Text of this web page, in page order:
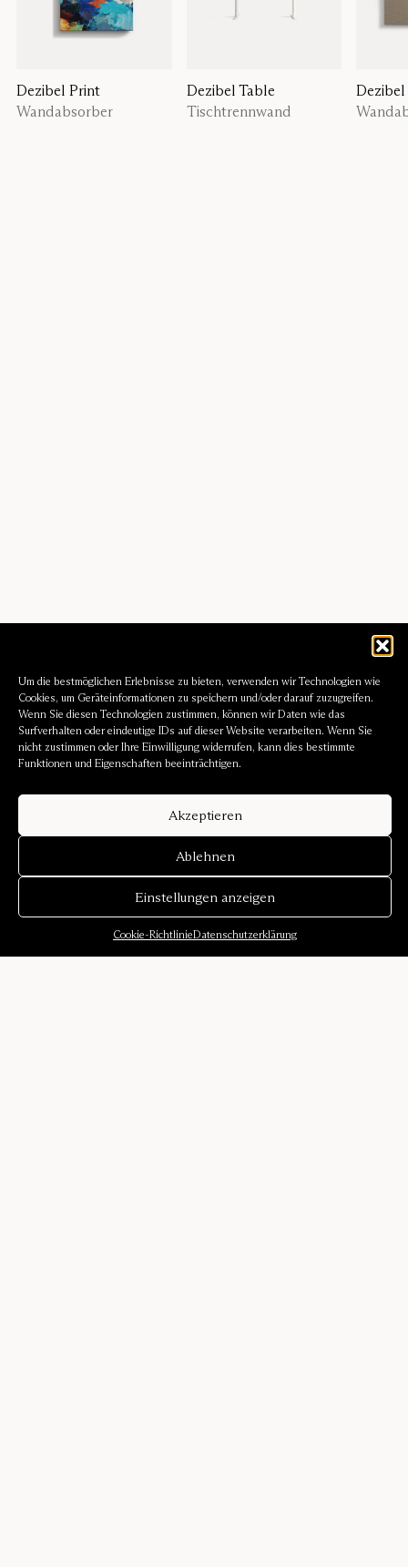
Um die bestmöglichen Erlebnisse zu bieten, verwenden wir Technologien wie
Cookies, um Geräteinformationen zu speichern und/oder darauf zuzugreifen.
Wenn Sie diesen Technologien zustimmen, können wir Daten wie das
Surfverhalten oder eindeutige IDs auf dieser Website verarbeiten. Wenn Sie
nicht zustimmen oder Ihre Einwilligung widerrufen, kann dies bestimmte
Funktionen und Eigenschaften beeinträchtigen.
Akzeptieren
Ablehnen
Einstellungen anzeigen
Cookie-RichtlinieDatenschutzerklärung
Dezibel Print
Wandabsorber
Dezibel Table
Tischtrennwand